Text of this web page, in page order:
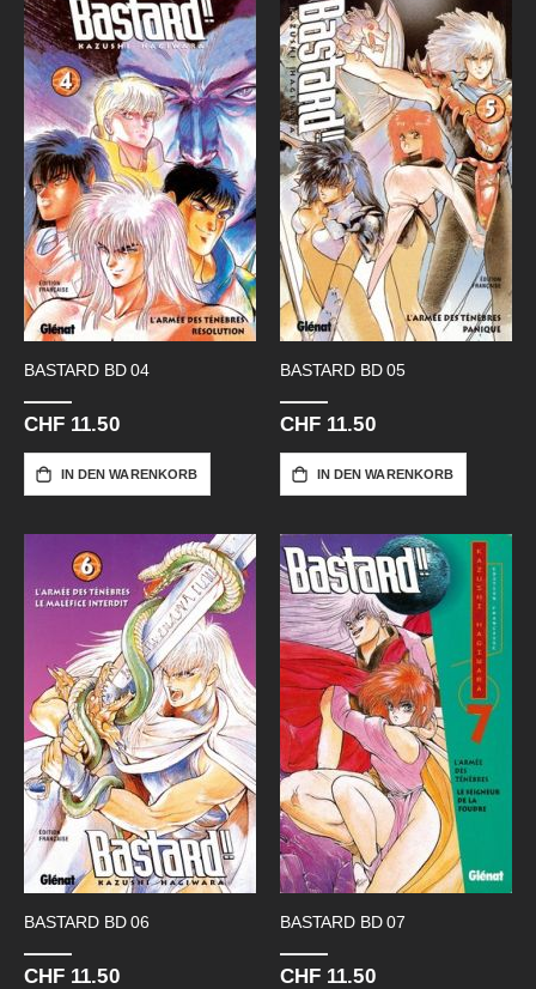
BASTARD BD 04
CHF 11.50
IN DEN WARENKORB
BASTARD BD 05
CHF 11.50
IN DEN WARENKORB
BASTARD BD 06
CHF 11.50
BASTARD BD 07
CHF 11.50